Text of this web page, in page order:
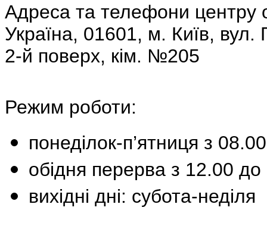
Адреса та телефони центру
Україна, 01601, м. Київ, вул.
2-й поверх, кім. №205
Режим роботи:
понеділок-п’ятниця з
обідня перерва з 12.00
вихідні дні: субота-неділя